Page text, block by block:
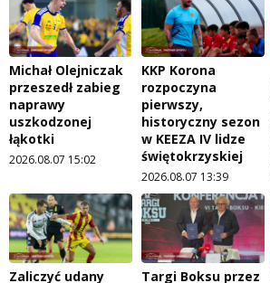
Michał Olejniczak
przeszedł zabieg
naprawy
uszkodzonej
łąkotki
2026.08.07 15:02
KKP Korona
rozpoczyna
pierwszy,
historyczny sezon
w KEEZA IV lidze
świętokrzyskiej
2026.08.07 13:39
Zaliczyć udany Targi Boksu przez